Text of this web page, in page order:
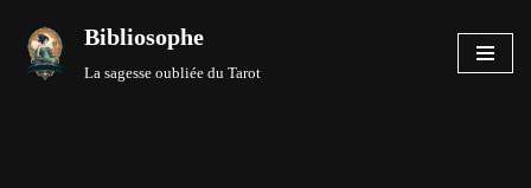
Aller
Bibliosophe
La sagesse oubliée du Tarot